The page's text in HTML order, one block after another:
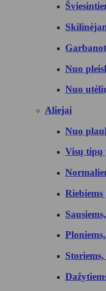
Nuo
Nuo
Aliejai
Nuo
Visų tipų